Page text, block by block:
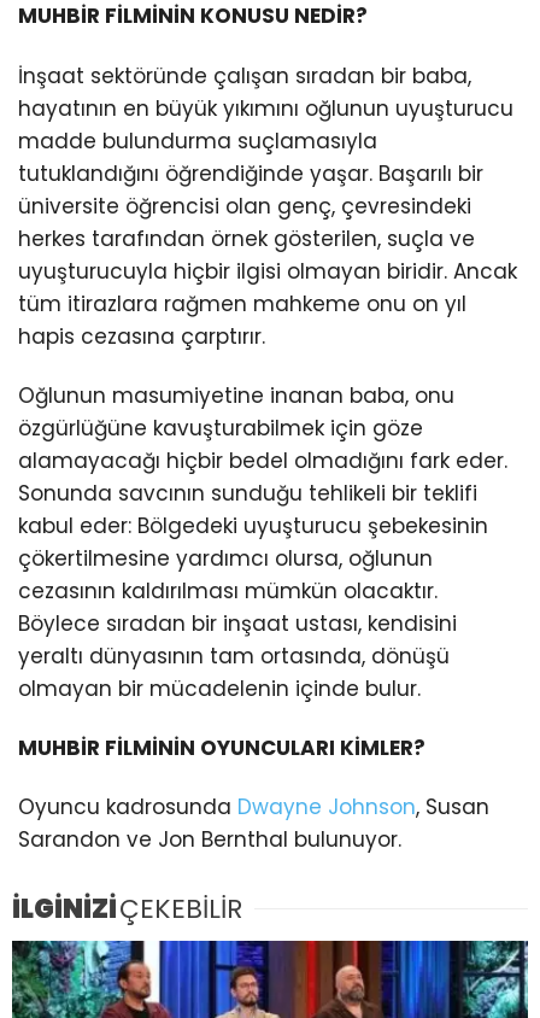
MUHBİR FİLMİNİN KONUSU NEDİR?
İnşaat sektöründe çalışan sıradan bir baba,
hayatının en büyük yıkımını oğlunun uyuşturucu
madde bulundurma suçlamasıyla
tutuklandığını öğrendiğinde yaşar. Başarılı bir
üniversite öğrencisi olan genç, çevresindeki
herkes tarafından örnek gösterilen, suçla ve
uyuşturucuyla hiçbir ilgisi olmayan biridir. Ancak
tüm itirazlara rağmen mahkeme onu on yıl
hapis cezasına çarptırır.
Oğlunun masumiyetine inanan baba, onu
özgürlüğüne kavuşturabilmek için göze
alamayacağı hiçbir bedel olmadığını fark eder.
Sonunda savcının sunduğu tehlikeli bir teklifi
kabul eder: Bölgedeki uyuşturucu şebekesinin
çökertilmesine yardımcı olursa, oğlunun
cezasının kaldırılması mümkün olacaktır.
Böylece sıradan bir inşaat ustası, kendisini
yeraltı dünyasının tam ortasında, dönüşü
olmayan bir mücadelenin içinde bulur.
MUHBİR FİLMİNİN OYUNCULARI KİMLER?
Oyuncu kadrosunda Dwayne Johnson, Susan
Sarandon ve Jon Bernthal bulunuyor.
İLGİNİZİÇEKEBİLİR